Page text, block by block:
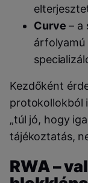
Curve – a
árfolyamú
Kezdőként
protokollokból
„túl jó, hogy
tájékoztatás,
RWA –